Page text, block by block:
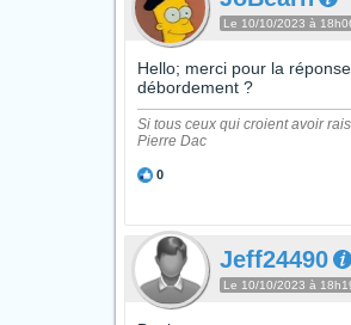
Le 10/10/2023 à
Hello; merci pour la
débordement ?
Si tous ceux qui croient avoir
Pierre Dac
0
Jeff24490
Le 10/10/2023 à